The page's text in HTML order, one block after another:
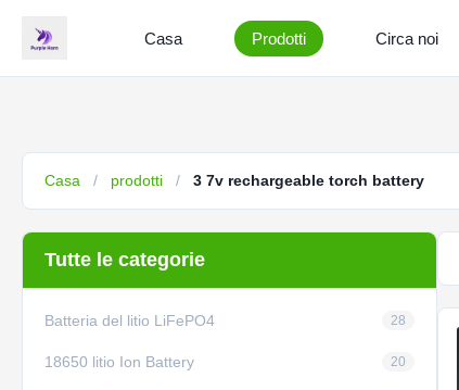
Casa Prodotti Circa noi
Casa / prodotti / 3 7v rechargeable torch battery
Tutte le categorie
Batteria del litio LiFePO4 28
18650 litio Ion Battery 20